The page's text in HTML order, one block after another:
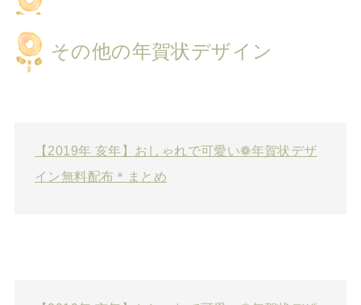
その他の年賀状デザイン
【2019年 亥年】おしゃれで可愛い❁年賀状デザ
イン無料配布＊まとめ